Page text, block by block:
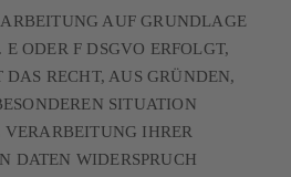
AUF GRUNDLAGE
ODER F DSGVO ERFOLGT,
DAS RECHT, AUS GRÜNDEN,
SITUATION
VERARBEITUNG IHRER
DATEN WIDERSPRUCH